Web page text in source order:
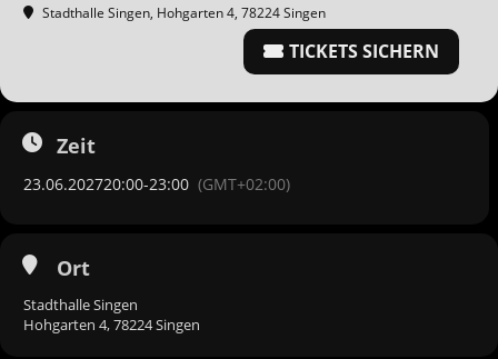
Stadthalle Singen, Hohgarten 4, 78224 Singen
TICKETS SICHERN
Zeit
23.06.202720:00-23:00 (GMT+02:00)
Ort
Stadthalle Singen
Hohgarten 4, 78224 Singen